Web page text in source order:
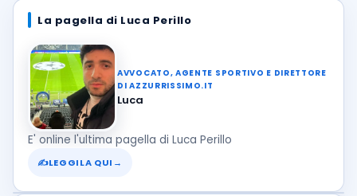
La pagella di Luca Perillo
AVVOCATO, AGENTE SPORTIVO E DIRETTORE
DI AZZURRISSIMO.IT
Luca
E' online l'ultima pagella di Luca Perillo
✍LEGGILA QUI →